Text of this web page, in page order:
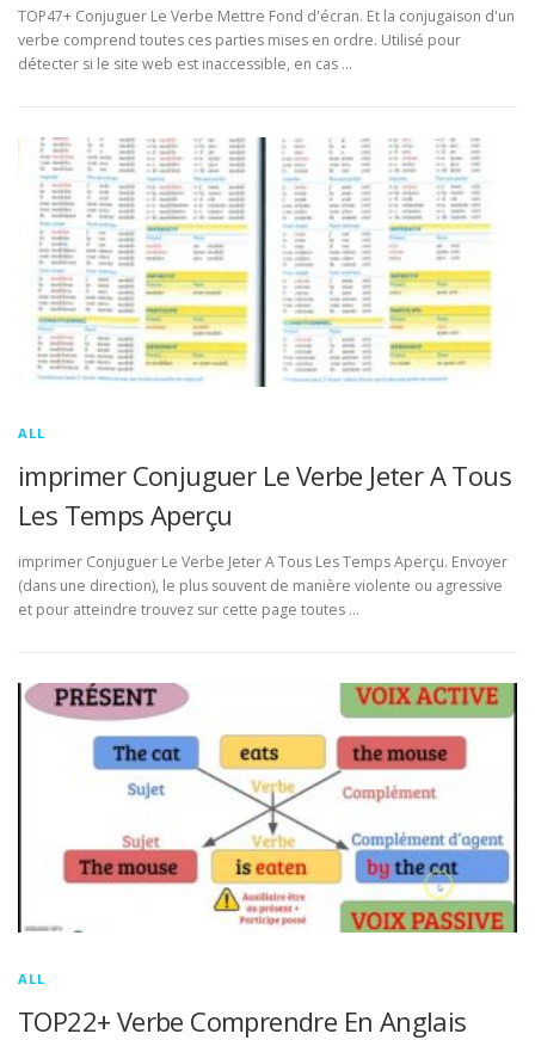
TOP47+ Conjuguer Le Verbe Mettre Fond d'écran. Et la conjugaison d'un
verbe comprend toutes ces parties mises en ordre. Utilisé pour
détecter si le site web est inaccessible, en cas …
ALL
imprimer Conjuguer Le Verbe Jeter A Tous
Les Temps Aperçu
imprimer Conjuguer Le Verbe Jeter A Tous Les Temps Aperçu. Envoyer
(dans une direction), le plus souvent de manière violente ou agressive
et pour atteindre trouvez sur cette page toutes …
ALL
TOP22+ Verbe Comprendre En Anglais